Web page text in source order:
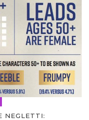
NEGLETTI: